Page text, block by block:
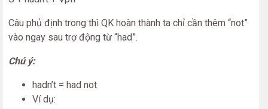
Câu phủ định trong thì QK hoàn thành ta chỉ cần thêm “not”
vào ngay sau trợ động từ “had”.
Chú ý:
hadn’t = had not
Ví dụ: